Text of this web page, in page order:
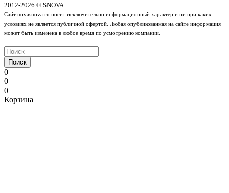
2012-2026 © SNOVA
Сайт novasnova.ru носит исключительно информационный характер и ни при каких
условиях не является публичной офертой. Любая опубликованная на сайте информация
может быть изменена в любое время по усмотрению компании.
Поиск
0
0
0
Корзина